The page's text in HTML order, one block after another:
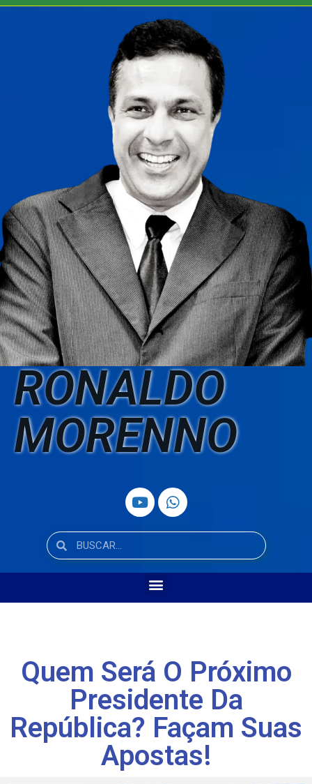
RONALDO
MORENNO
Quem Será O Próximo
Presidente Da
República? Façam Suas
Apostas!